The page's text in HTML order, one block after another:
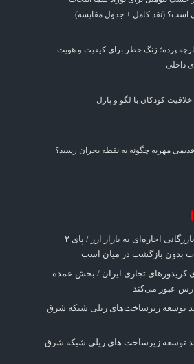
است؟ (نقد کامل + جدول مقایسه)
پرده؛ زنگ خطر برای کیفیت و هویت
داخلی
کودکان با لگو و پازل
مهریه چگونه به نقطه بحران رسید؟
شوک کارت‌های بازرگانی اجاره‌ای به بازار ارز / پای ۲
بدون بازگشت در میان است
کریدورهای تجاری ایران / بخش عمده
عبور می‌کند
توسعه زیرساخت‌های ریلی شبکه شرق
توسعه زیرساخت های ریلی شبکه شرق